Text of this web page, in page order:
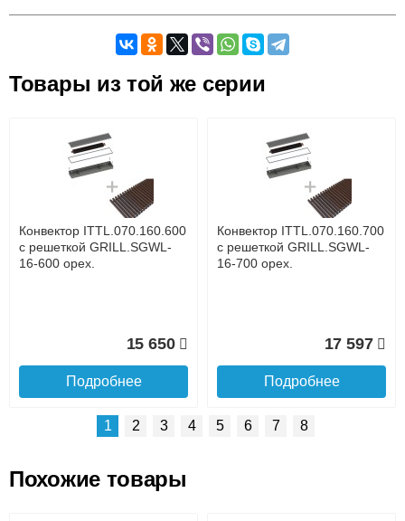
Оставьте отзыв
Доставка сантехники по Москве и Московской области
Наличный расчёт
Банковской картой на сайте в режиме реального
времени
Банковской картой при получении товара как при
доставке, так и самовывозом
Интернет-деньгами (Yandex-деньги, Web-money,
Qiwi-кошельки и другие).
Безналичный расчёт (возможно и с НДС)
Товары из той же серии
Конвектор ITTL.070.160.600
с решеткой GRILL.SGWL-
16-600 орех.
15 650
Подробнее
Конвектор ITTL.070.160.700
с решеткой GRILL.SGWL-
16-700 орех.
17 597
Подробнее
1 2 3 4 5 6 7 8
Похожие товары